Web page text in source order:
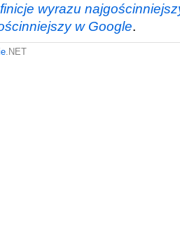
wyrazu
w Google.
.NET